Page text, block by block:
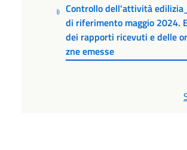
Controllo dell'attività
di riferimento maggio 2024.
dei rapporti ricevuti e delle
zne emesse